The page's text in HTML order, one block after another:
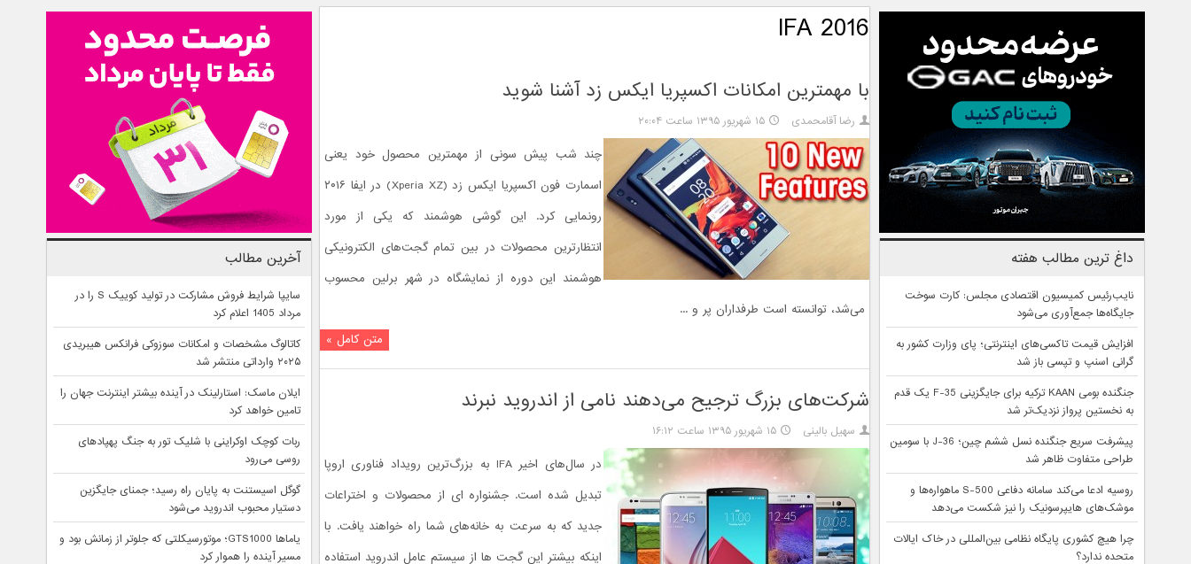
IFA 2016
با مهمترین امکانات اکسپریا ایکس زد آشنا شوید
رضا آقامحمدی ۱۵ شهریور ۱۳۹۵ ساعت ۲۰:۰۴
چند شب پیش سونی از مهمترین محصول خود یعنی
اسمارت فون اکسپریا ایکس زد (Xperia XZ) در ایفا ۲۰۱۶
رونمایی کرد. این گوشی هوشمند که یکی از مورد
انتظارترین محصولات در بین تمام گجت‌های الکترونیکی
هوشمند این دوره از نمایشگاه در شهر برلین محسوب
می‌شد، توانسته است طرفداران پر و ...
متن کامل »
شرکت‌های بزرگ ترجیح می‌دهند نامی از اندروید نبرند
سهیل بالینی ۱۵ شهریور ۱۳۹۵ ساعت ۱۶:۱۲
در سال‌های اخیر IFA به بزرگ‌ترین رویداد فناوری اروپا
تبدیل شده است. جشنواره‌ ای از محصولات و اختراعات
جدید که به سرعت به خانه‌های شما راه خواهند یافت. با
اینکه بیشتر این گجت ها از سیستم عامل اندروید استفاده
داغ ترین مطالب هفته
نایب‌رئیس کمیسیون اقتصادی مجلس: کارت سوخت
جایگاه‌ها جمع‌آوری می‌شود
افزایش قیمت تاکسی‌های اینترنتی؛ پای وزارت کشور به
گرانی اسنپ و تپسی باز شد
جنگنده بومی KAAN ترکیه برای جایگزینی F-35 یک قدم
به نخستین پرواز نزدیک‌تر شد
پیشرفت سریع جنگنده نسل ششم چین؛ J-36 با سومین
طراحی متفاوت ظاهر شد
روسیه ادعا می‌کند سامانه دفاعی S-500 ماهواره‌ها و
موشک‌های هایپرسونیک را نیز شکست می‌دهد
چرا هیچ کشوری پایگاه نظامی بین‌المللی در خاک ایالات
متحده ندارد؟
آخرین مطالب
سایپا شرایط فروش مشارکت در تولید کوییک S را در
مرداد 1405 اعلام کرد
کاتالوگ مشخصات و امکانات سوزوکی فرانکس هیبریدی
۲۰۲۵ وارداتی منتشر شد
ایلان ماسک: استارلینک در آینده بیشتر اینترنت جهان را
تامین خواهد کرد
ربات کوچک اوکراینی با شلیک تور به جنگ پهپادهای
روسی می‌رود
گوگل اسیستنت به پایان راه رسید؛ جمنای جایگزین
دستیار محبوب اندروید می‌شود
یاماها GTS1000؛ موتورسیکلتی که جلوتر از زمانش بود و
مسیر آینده را هموار کرد